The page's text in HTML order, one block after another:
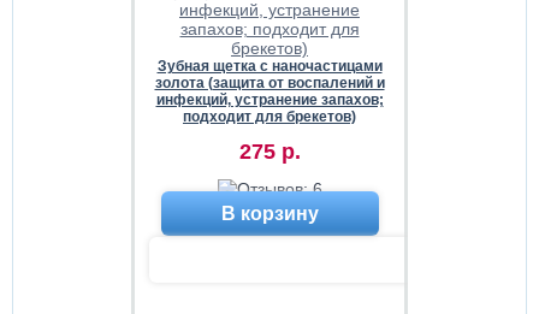
Зубная щетка с наночастицами
золота (защита от воспалений и
инфекций, устранение запахов;
подходит для брекетов)
275 р.
В корзину